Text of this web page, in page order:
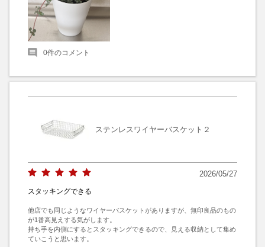
0件のコメント
ステンレスワイヤーバスケット２
2026/05/27
スタッキングできる
他店でも同じようなワイヤーバスケットがありますが、無印良品のもの
が1番高見えする気がします。
持ち手を内側にするとスタッキングできるので、見える収納として集め
ていこうと思います。